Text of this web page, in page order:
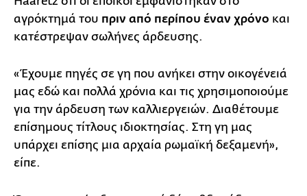
αγρόκτημά του πριν από περίπου έναν χρόνο και
κατέστρεψαν σωλήνες άρδευσης.
«Έχουμε πηγές σε γη που ανήκει στην οικογένειά
μας εδώ και πολλά χρόνια και τις χρησιμοποιούμε
για την άρδευση των καλλιεργειών. Διαθέτουμε
επίσημους τίτλους ιδιοκτησίας. Στη γη μας
υπάρχει επίσης μια αρχαία ρωμαϊκή δεξαμενή»,
είπε.